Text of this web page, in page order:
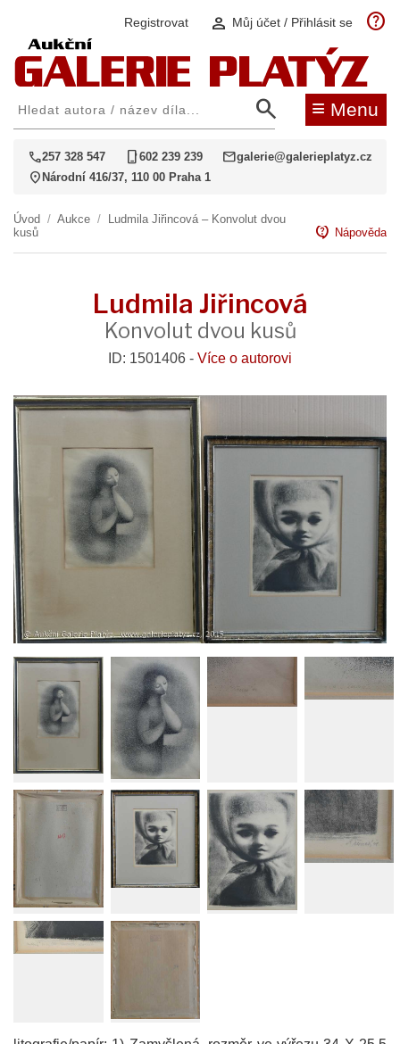
Registrovat person Můj účet / Přihlásit se help
search ≡ Menu
call257 328 547 phone_iphone602 239 239 mailgalerie@galerieplatyz.cz
location_on Národní 416/37, 110 00 Praha 1
Úvod / Aukce /
Ludmila Jiřincová – Konvolut dvou
kusů
contact_support Nápověda
Ludmila Jiřincová
Konvolut dvou kusů
ID: 1501406 - Více o autorovi